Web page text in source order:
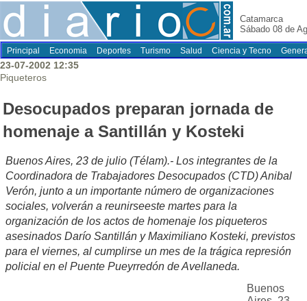
Catamarca
Sábado 08 de
Principal Economia Deportes Turismo Salud Ciencia y Tecno
23-07-2002 12:35
Piqueteros
Desocupados preparan jornada de
homenaje a Santillán y Kosteki
Buenos Aires, 23 de julio (Télam).- Los integrantes de la
Coordinadora de Trabajadores Desocupados (CTD) Anibal
Verón, junto a un importante número de organizaciones
sociales, volverán a reunirseeste martes para la
organización de los actos de homenaje los piqueteros
asesinados Darío Santillán y Maximiliano Kosteki, previstos
para el viernes, al cumplirse un mes de la trágica represión
policial en el Puente Pueyrredón de Avellaneda.
Buenos